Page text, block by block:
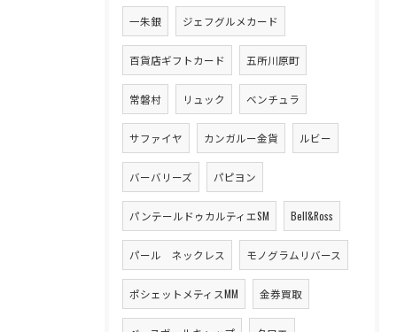
一朱銀 ジェフグルメカード
百貨店ギフトカード 五所川原町
常磐村 リュック ベンチュラ
サファイヤ カンガルー金貨 ルビー
バーバリーズ パピヨン
パンテールドゥカルティエSM Bell&Ross
パール ネックレス モノグラムリバース
ポシェットメティスMM 金券買取